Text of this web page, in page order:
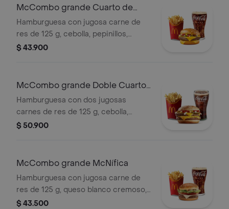
Acompañada de papas fritas grandes
y bebida grande a elección.
McCombo grande Cuarto de
Libra con Queso
Hamburguesa con jugosa carne de
res de 125 g, cebolla, pepinillos,
queso cheddar cremoso, salsa de
grandes y bebida grande a elección.
$ 43.900
McCombo grande Doble Cuarto
de Libra con Queso
Hamburguesa con dos jugosas
carnes de res de 125 g, cebolla,
pepinillos, doble queso cheddar
Acompañada de papas fritas grandes
y bebida grande a elección.
$ 50.900
McCombo grande McNífica
Hamburguesa con jugosa carne de
res de 125 g, queso blanco cremoso,
cebolla, tomate fresco, lechuga, salsa
$ 43.500